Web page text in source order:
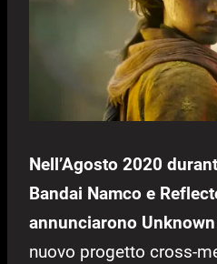
Nell’Agosto 2020
Bandai Namco e
annunciarono
nuovo progetto cross-